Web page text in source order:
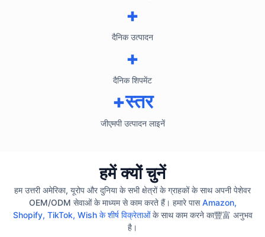
दैनिक उत्पादन
+
दैनिक शिपमेंट
+
जीएमपी उत्पादन लाइनें
+स्तर
हमें क्यों चुनें
हम उत्तरी अमेरिका, यूरोप और दुनिया के सभी क्षेत्रों के ग्राहकों के साथ अपनी पेशेवर
OEM/ODM सेवाओं के माध्यम से काम करते हैं। हमारे पासAmazon,
Shopify, TikTok, Wish के शीर्ष विक्रेताओंके साथ काम करने का豐富 अनुभव
है।